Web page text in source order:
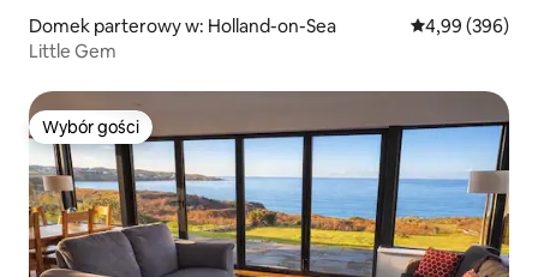
Domek parterowy w: Holland-on-Sea Średnia
4,99 (396)
Little Gem
Wybór gości
Wybór gości